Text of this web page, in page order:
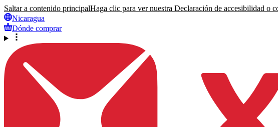
Saltar a contenido principalHaga clic para ver nuestra Declaración de accesibilidad o
Nicaragua
Dónde comprar